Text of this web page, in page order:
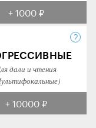
+ 1000 ₽
дали и чтения
+ 10000 ₽